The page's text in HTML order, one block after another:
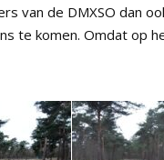
van de DMXSO dan
te komen. Omdat op